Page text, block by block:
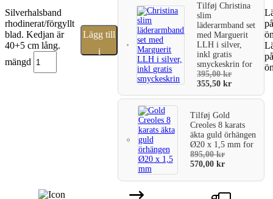
Silverhalsband
rhodinerat/förgyllt
blad. Kedjan är
40+5 cm lång.
mängd
Lägg till
i
TilføjChristina
slim
läderarmband set
med Marguerit
LLH i silver,
inkl gratis
smyckeskrinfor
395,00kr
355,50kr
TilføjGold
Creoles 8 karats
äkta guld örhängen
Ø20 x 1,5 mmfor
895,00kr
570,00kr
på
på